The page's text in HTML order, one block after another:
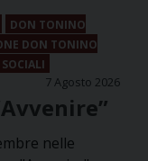
DON TONINO
DON TONINO
7 Agosto 2026
nelle